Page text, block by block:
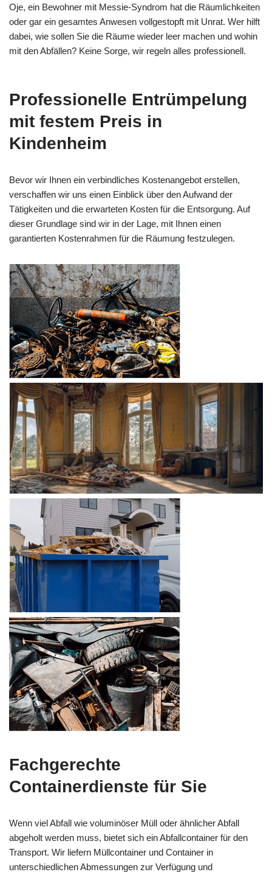
Oje, ein Bewohner mit Messie-Syndrom hat die Räumlichkeiten
oder gar ein gesamtes Anwesen vollgestopft mit Unrat. Wer hilft
dabei, wie sollen Sie die Räume wieder leer machen und wohin
mit den Abfällen? Keine Sorge, wir regeln alles professionell.
Professionelle Entrümpelung
mit festem Preis in
Kindenheim
Bevor wir Ihnen ein verbindliches Kostenangebot erstellen,
verschaffen wir uns einen Einblick über den Aufwand der
Tätigkeiten und die erwarteten Kosten für die Entsorgung. Auf
dieser Grundlage sind wir in der Lage, mit Ihnen einen
garantierten Kostenrahmen für die Räumung festzulegen.
Fachgerechte
Containerdienste für Sie
Wenn viel Abfall wie voluminöser Müll oder ähnlicher Abfall
abgeholt werden muss, bietet sich ein Abfallcontainer für den
Transport. Wir liefern Müllcontainer und Container in
unterschiedlichen Abmessungen zur Verfügung und